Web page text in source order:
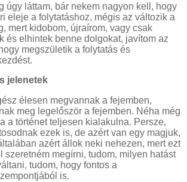
úgy láttam, bár nekem nagyon kell, hogy
eleje a folytatáshoz, mégis az változik a
mert kidobom, újraírom, vagy csak
és elhintek benne dolgokat, javítom az
megszületik a folytatás és
jelenetek
élesen megvannak a fejemben,
meg legelőször a fejemben. Néha még
a történet teljesen kialakulna. Persze,
ezek is, de azért van egy magjuk,
azért állok neki nehezen, mert ezt
szeretném megírni, tudom, milyen hatást
tudom, hogy fontos a
is.